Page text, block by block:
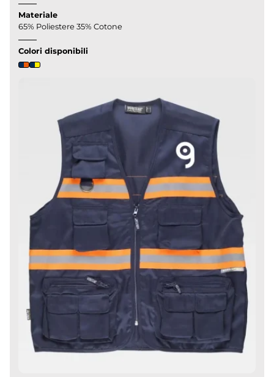
Materiale
65% Poliestere 35% Cotone
Colori disponibili